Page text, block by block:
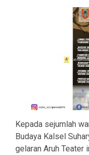
Kepada sejumlah
Budaya Kalsel
gelaran Aruh Teater